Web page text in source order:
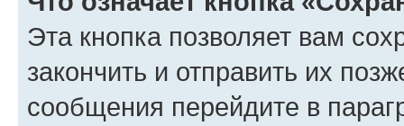
Эта кнопка позволяет вам
закончить и отправить их
сообщения перейдите в